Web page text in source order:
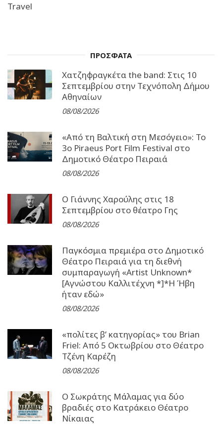
Travel
ΠΡΟΣΦΑΤΑ
Χατζηφραγκέτα the band: Στις 10
Σεπτεμβρίου στην Τεχνόπολη Δήμου
Αθηναίων
08/08/2026
«Από τη Βαλτική στη Μεσόγειο»: Το
3o Piraeus Port Film Festival στο
Δημοτικό Θέατρο Πειραιά
08/08/2026
Ο Γιάννης Χαρούλης στις 18
Σεπτεμβρίου στο θέατρο Γης
08/08/2026
Παγκόσμια πρεμιέρα στο Δημοτικό
Θέατρο Πειραιά για τη διεθνή
συμπαραγωγή «Artist Unknown*
[Αγνώστου Καλλιτέχνη *]*Η Ήβη
ήταν εδώ»
08/08/2026
«πολίτες β’ κατηγορίας» του Brian
Friel: Από 5 Οκτωβρίου στο Θέατρο
Τζένη Καρέζη
08/08/2026
Ο Σωκράτης Μάλαμας για δύο
βραδιές στο Κατράκειο Θέατρο
Νίκαιας